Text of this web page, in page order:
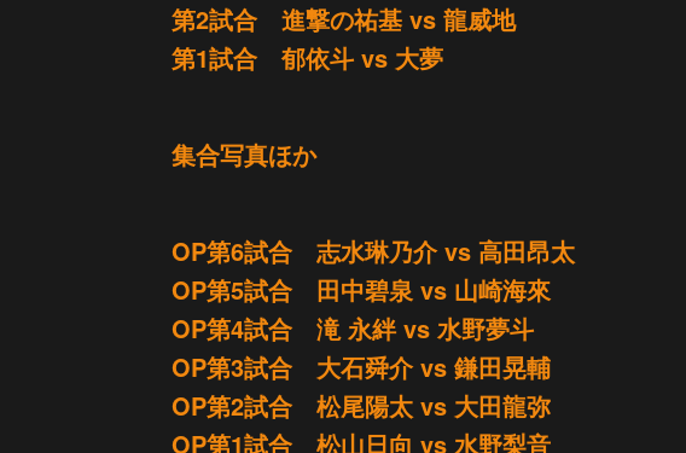
第2試合 進撃の祐基 vs 龍威地
第1試合 郁依斗 vs 大夢
集合写真ほか
OP第6試合 志水琳乃介 vs 高田昂太
OP第5試合 田中碧泉 vs 山崎海來
OP第4試合 滝 永絆 vs 水野夢斗
OP第3試合 大石舜介 vs 鎌田晃輔
OP第2試合 松尾陽太 vs 大田龍弥
OP第1試合 松山日向 vs 水野梨音